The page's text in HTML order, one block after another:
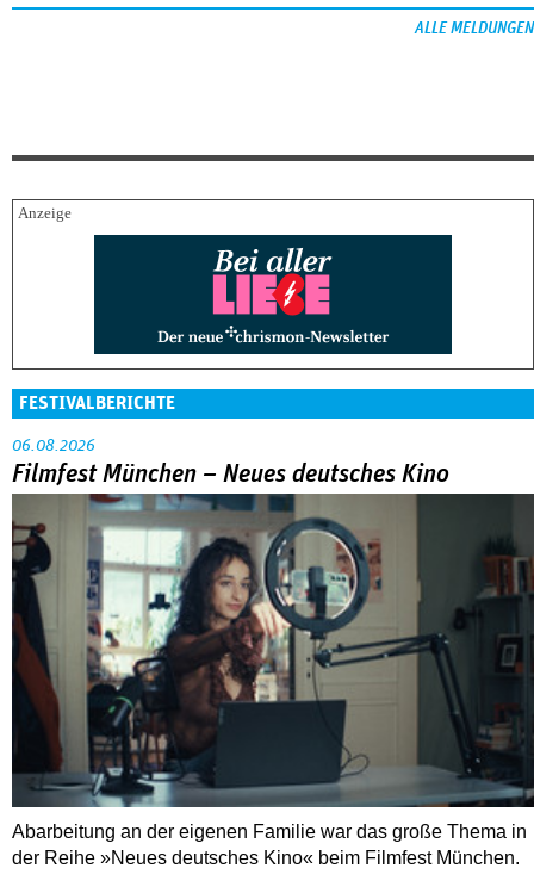
ALLE MELDUNGEN
FESTIVALBERICHTE
06.08.2026
Filmfest München – Neues deutsches Kino
Abarbeitung an der eigenen Familie war das große Thema in
der Reihe »Neues deutsches Kino« beim Filmfest München.